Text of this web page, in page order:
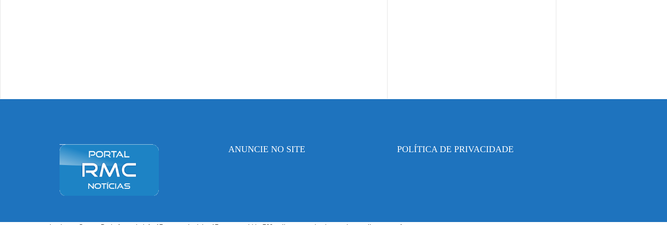
ANUNCIE NO SITE POLÍTICA DE PRIVACIDADE